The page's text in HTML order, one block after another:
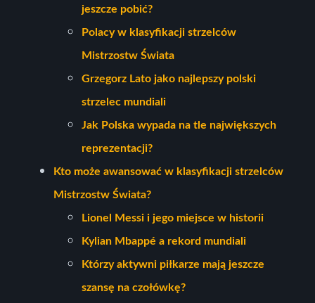
jeszcze pobić?
Polacy w klasyfikacji strzelców
Mistrzostw Świata
Grzegorz Lato jako najlepszy polski
strzelec mundiali
Jak Polska wypada na tle największych
reprezentacji?
Kto może awansować w klasyfikacji strzelców
Mistrzostw Świata?
Lionel Messi i jego miejsce w historii
Kylian Mbappé a rekord mundiali
Którzy aktywni piłkarze mają jeszcze
szansę na czołówkę?